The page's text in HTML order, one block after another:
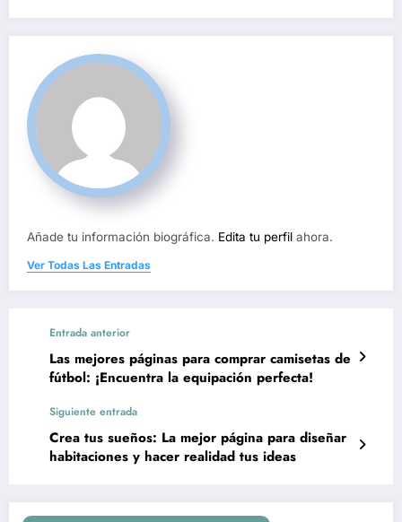
Añade tu información biográfica. Edita tu perfil ahora.
Ver Todas Las Entradas
Entrada anterior
Las mejores páginas para comprar camisetas de
fútbol: ¡Encuentra la equipación perfecta!
Siguiente entrada
Crea tus sueños: La mejor página para diseñar
habitaciones y hacer realidad tus ideas